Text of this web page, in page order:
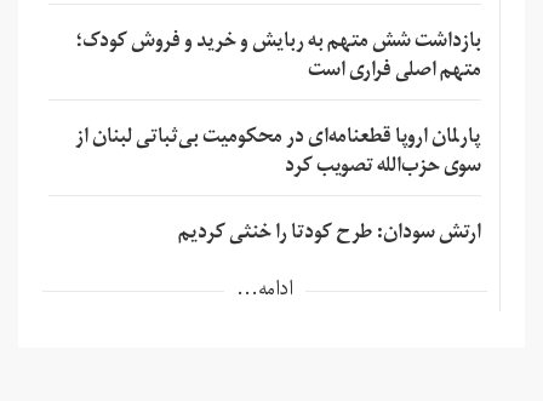
بازداشت شش متهم به ربایش و خرید و فروش کودک؛
متهم اصلی فراری است
پارلمان اروپا قطعنامه‌ای در محکومیت بی‌ثباتی لبنان از
سوی حزب‌الله تصویب کرد
ارتش سودان: طرح کودتا را خنثی کردیم
ادامه...